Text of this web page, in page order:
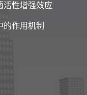
活性增强效应
作用机制